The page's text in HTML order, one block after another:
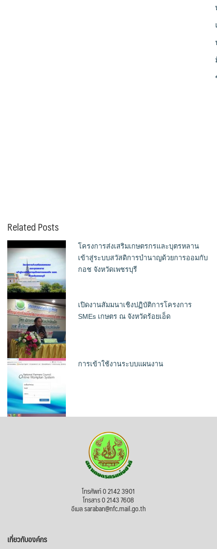
Related Posts
โครงการส่งเสริมเกษตรกรและบุตรหลาน
เข้าสู่ระบบสวัสดิการบำนาญด้วยการออมกับ
กอช จังหวัดเพชรบุรี
เปิดงานสัมมนาเชิงปฏิบัติการโครงการ
SMEs เกษตร ณ จังหวัดร้อยเอ็ด
การเข้าใช้งานระบบแผนงาน
โทรศัพท์ 0 2142 3901
โทรสาร 0 2143 7608
อีเมล saraban@nfc.mail.go.th
เกี่ยวกับองค์กร